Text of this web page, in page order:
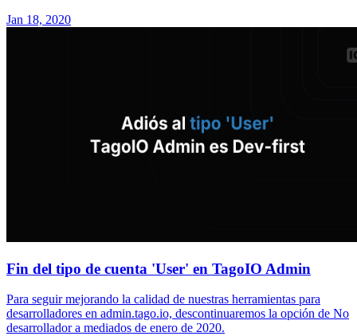
Jan 18, 2020
Fin del tipo de cuenta 'User' en TagoIO Admin
Para seguir mejorando la calidad de nuestras herramientas para
desarrolladores en admin.tago.io, descontinuaremos la opción de No
desarrollador a mediados de enero de 2020.